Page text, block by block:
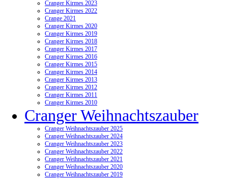
Cranger Kirmes 2023
Cranger Kirmes 2022
Crange 2021
Cranger Kirmes 2020
Cranger Kirmes 2019
Cranger Kirmes 2018
Cranger Kirmes 2017
Cranger Kirmes 2016
Cranger Kirmes 2015
Cranger Kirmes 2014
Cranger Kirmes 2013
Cranger Kirmes 2012
Cranger Kirmes 2011
Cranger Kirmes 2010
Cranger Weihnachtszauber
Cranger Weihnachtszauber 2025
Cranger Weihnachtszauber 2024
Cranger Weihnachtszauber 2023
Cranger Weihnachtszauber 2022
Cranger Weihnachtszauber 2021
Cranger Weihnachtszauber 2020
Cranger Weihnachtszauber 2019